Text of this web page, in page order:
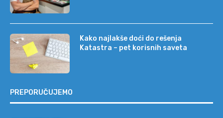
Kako najlakše doći do rešenja
Katastra – pet korisnih saveta
PREPORUČUJEMO